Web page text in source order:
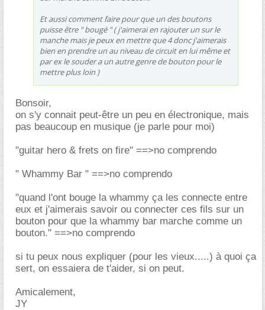
Et aussi comment faire pour que un des boutons
puisse être " bougé " ( j'aimerai en rajouter un sur le
manche mais je peux en mettre que 4 donc j'aimerais
bien en prendre un au niveau de circuit en lui même et
par ex le souder a un autre genre de bouton pour le
mettre plus loin )
Bonsoir,
on s'y connait peut-être un peu en électronique, mais
pas beaucoup en musique (je parle pour moi)
"guitar hero & frets on fire" ==>no comprendo
" Whammy Bar " ==>no comprendo
"quand l'ont bouge la whammy ça les connecte entre
eux et j'aimerais savoir ou connecter ces fils sur un
bouton pour que la whammy bar marche comme un
bouton." ==>no comprendo
si tu peux nous expliquer (pour les vieux.....) à quoi ça
sert, on essaiera de t'aider, si on peut.
Amicalement,
JY